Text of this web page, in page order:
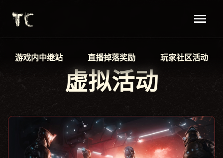
游戏内中继站 直播掉落奖励 玩家社区活动
虚拟活动